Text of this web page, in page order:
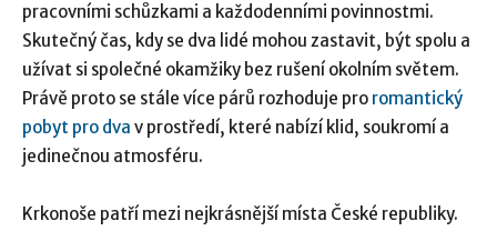
pracovními schůzkami a každodenními povinnostmi.
Skutečný čas, kdy se dva lidé mohou zastavit, být spolu a
užívat si společné okamžiky bez rušení okolním světem.
Právě proto se stále více párů rozhoduje pro romantický
pobyt pro dva v prostředí, které nabízí klid, soukromí a
jedinečnou atmosféru.
Krkonoše patří mezi nejkrásnější místa České republiky.